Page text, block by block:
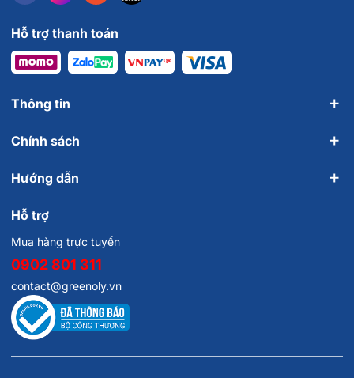
Hỗ trợ thanh toán
Thông tin
Chính sách
Hướng dẫn
Hỗ trợ
Mua hàng trực tuyến
0902 801 311
contact@greenoly.vn